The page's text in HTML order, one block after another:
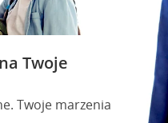
Twoje
Twoje marzenia